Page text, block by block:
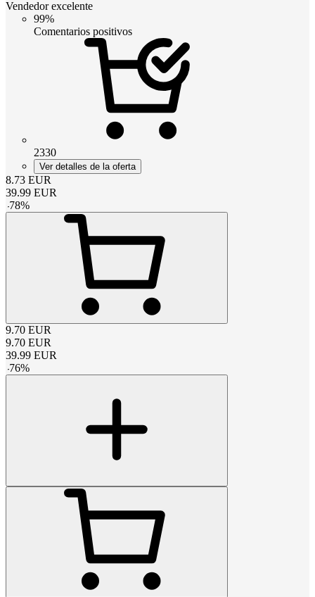
Vendedor excelente
99%
Comentarios positivos
2330
Ver detalles de la oferta
8.73 EUR
39.99 EUR
-78%
9.70 EUR
9.70 EUR
39.99 EUR
-76%